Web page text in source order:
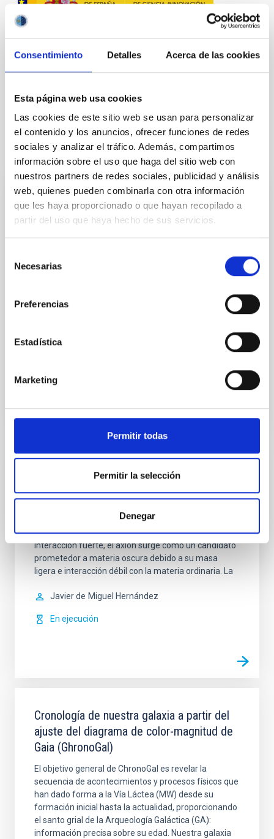
Consentimiento Detalles Acerca de las cookies
Esta página web usa cookies
Las cookies de este sitio web se usan para personalizar
el contenido y los anuncios, ofrecer funciones de redes
sociales y analizar el tráfico. Además, compartimos
información sobre el uso que haga del sitio web con
nuestros partners de redes sociales, publicidad y análisis
web, quienes pueden combinarla con otra información
que les haya proporcionado o que hayan recopilado a
partir del uso que haya hecho de sus servicios.
Necesarias
Preferencias
Estadística
Marketing
Permitir todas
Permitir la selección
Denegar
Te puede interesar
Astrofísica Numérica: Formación y
Evolución de Galaxias
Entre las cuestiones fundamentales en Astronomía y
galaxias. Las escalas de tiempo y tamaño son tan
simulaciones numéricas es posible entender la
formación de estructuras cósmicas dentro del actual
En ejecución
Además de ser un nuevo bosón que explica la
en laboratorios relacionada con el problema de
conservación de simetría de carga-paridad en la
interacción fuerte, el axión surge como un candidato
prometedor a materia oscura debido a su masa
ligera e interacción débil con la materia ordinaria. La
Javier de Miguel Hernández
En ejecución
Cronología de nuestra galaxia a partir del
ajuste del diagrama de color-magnitud de
Gaia (GhronoGal)
El objetivo general de ChronoGal es revelar la
secuencia de acontecimientos y procesos físicos que
han dado forma a la Vía Láctea (MW) desde su
formación inicial hasta la actualidad, proporcionando
el santo grial de la Arqueología Galáctica (GA):
información precisa sobre su edad. Nuestra galaxia